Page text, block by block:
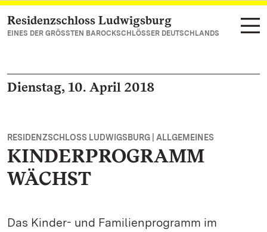
Zum Hauptinhalt springen
Residenzschloss Ludwigsburg
EINES DER GRÖSSTEN BAROCKSCHLÖSSER DEUTSCHLANDS
Dienstag, 10. April 2018
RESIDENZSCHLOSS LUDWIGSBURG | ALLGEMEINES
KINDERPROGRAMM
WÄCHST
Das Kinder- und Familienprogramm im